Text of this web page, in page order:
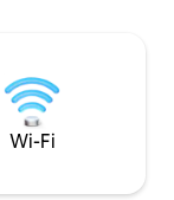
ある安全な宿泊施
れやグループに最
Wi-Fi